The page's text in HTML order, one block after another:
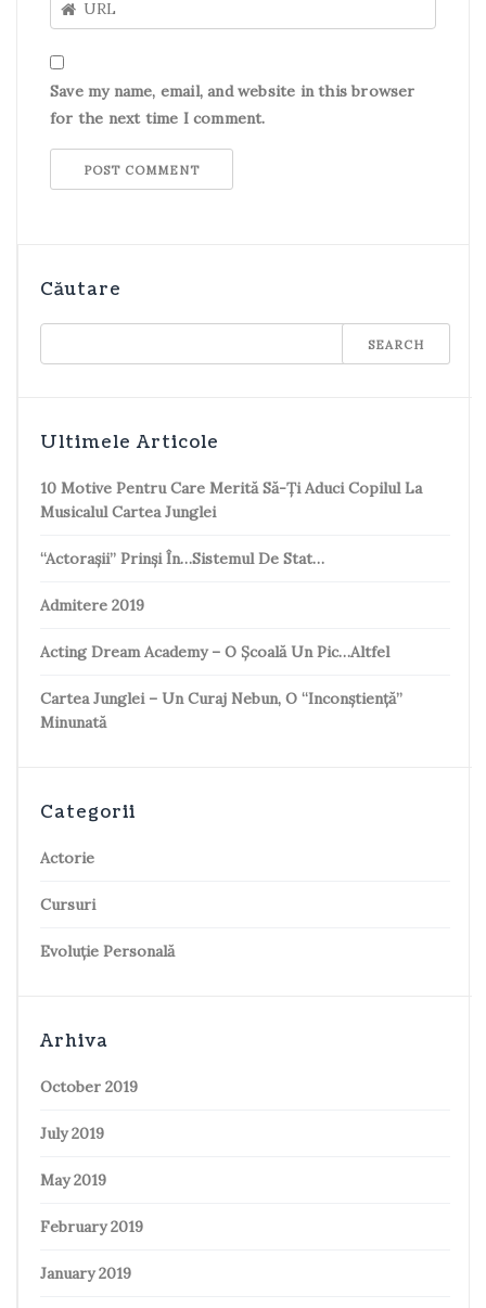
Save my name, email, and website in this browser
for the next time I comment.
Căutare
Ultimele Articole
10 Motive Pentru Care Merită Să-Ți Aduci Copilul La
Musicalul Cartea Junglei
“Actorașii” Prinși În…sistemul De Stat…
Admitere 2019
Acting Dream Academy – O Școală Un Pic…altfel
Cartea Junglei – Un Curaj Nebun, O “inconștiență”
Minunată
Categorii
Actorie
Cursuri
Evoluție Personală
Arhiva
October 2019
July 2019
May 2019
February 2019
January 2019